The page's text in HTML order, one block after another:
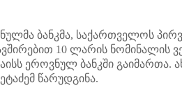
ბანკმა, საქართველოს
10 ლარის ნომინალის
ეროვნულ ბანკში
წარუდგინა.